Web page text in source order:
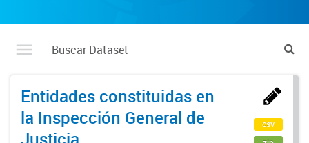
Entidades constituidas en
la Inspección General de
csv